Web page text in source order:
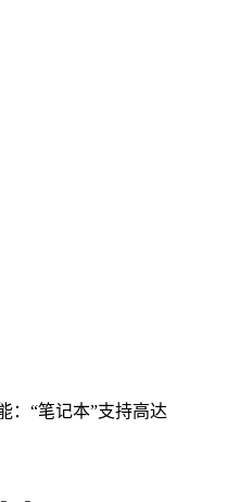
：“笔记本”支持高达